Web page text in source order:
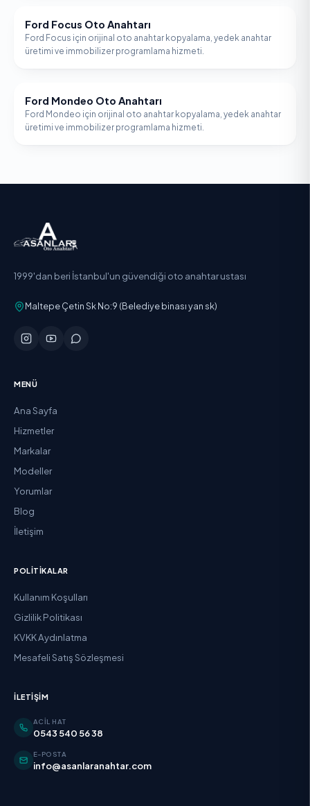
FORD
Ford Focus Oto Anahtarı
Ford Focus için orijinal oto anahtar kopyalama, yedek anahtar
üretimi ve immobilizer programlama hizmeti.
FORD
Ford Mondeo Oto Anahtarı
Ford Mondeo için orijinal oto anahtar kopyalama, yedek anahtar
üretimi ve immobilizer programlama hizmeti.
1999'dan beri İstanbul'un güvendiği oto anahtar ustası
Maltepe Çetin Sk No:9 (Belediye binası yan sk)
MENÜ
Ana Sayfa
Hizmetler
Markalar
Modeller
Yorumlar
Blog
İletişim
POLITIKALAR
Kullanım Koşulları
Gizlilik Politikası
KVKK Aydınlatma
Mesafeli Satış Sözleşmesi
İLETIŞIM
ACIL HAT
0543 540 56 38
E-POSTA
info@asanlaranahtar.com